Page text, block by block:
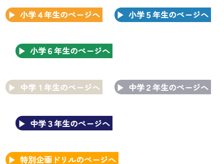
小学４年生のページへ 小学５年生のページへ
小学６年生のページへ
中学１年生のページへ 中学２年生のページへ
中学３年生のページへ
特別企画ドリルのページへ